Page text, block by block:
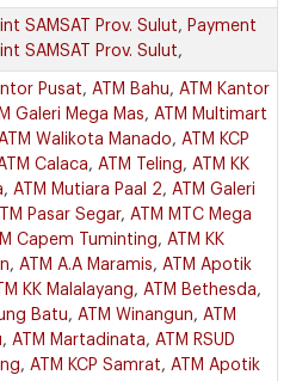
SAMSAT Prov. Sulut, Payment
SAMSAT Prov. Sulut,
Pusat, ATM Bahu, ATM Kantor
Galeri Mega Mas, ATM Multimart
Walikota Manado, ATM KCP
Calaca, ATM Teling, ATM KK
, ATM Mutiara Paal 2, ATM Galeri
Pasar Segar, ATM MTC Mega
Capem Tuminting, ATM KK
, ATM A.A Maramis, ATM Apotik
KK Malalayang, ATM Bethesda,
Batu, ATM Winangun, ATM
, ATM Martadinata, ATM RSUD
, ATM KCP Samrat, ATM Apotik